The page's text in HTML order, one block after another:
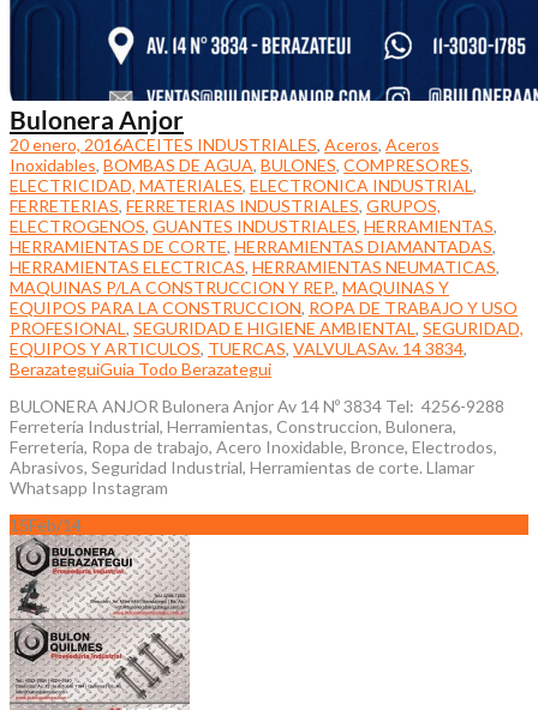
Bulonera Anjor
20 enero, 2016ACEITES INDUSTRIALES, Aceros, Aceros
Inoxidables, BOMBAS DE AGUA, BULONES, COMPRESORES,
ELECTRICIDAD, MATERIALES, ELECTRONICA INDUSTRIAL,
FERRETERIAS, FERRETERIAS INDUSTRIALES, GRUPOS,
ELECTROGENOS, GUANTES INDUSTRIALES, HERRAMIENTAS,
HERRAMIENTAS DE CORTE, HERRAMIENTAS DIAMANTADAS,
HERRAMIENTAS ELECTRICAS, HERRAMIENTAS NEUMATICAS,
MAQUINAS P/LA CONSTRUCCION Y REP., MAQUINAS Y
EQUIPOS PARA LA CONSTRUCCION, ROPA DE TRABAJO Y USO
PROFESIONAL, SEGURIDAD E HIGIENE AMBIENTAL, SEGURIDAD,
EQUIPOS Y ARTICULOS, TUERCAS, VALVULASAv. 14 3834,
BerazateguiGuia Todo Berazategui
BULONERA ANJOR Bulonera Anjor Av 14 Nº 3834 Tel: 4256-9288
Ferretería Industrial, Herramientas, Construccion, Bulonera,
Ferretería, Ropa de trabajo, Acero Inoxidable, Bronce, Electrodos,
Abrasivos, Seguridad Industrial, Herramientas de corte. Llamar
Whatsapp Instagram
15Feb/14